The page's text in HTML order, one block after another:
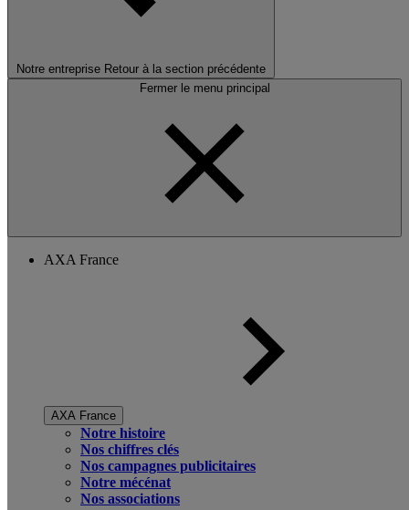
Notre entreprise Retour à la section précédente
Fermer le menu principal
AXA France
AXA France
Notre histoire
Nos chiffres clés
Nos campagnes publicitaires
Notre mécénat
Nos associations